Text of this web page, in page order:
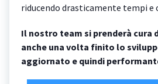
riducendo drasticamente tempi e
Il nostro team si prenderà cura
anche una volta finito lo
aggiornato e quindi